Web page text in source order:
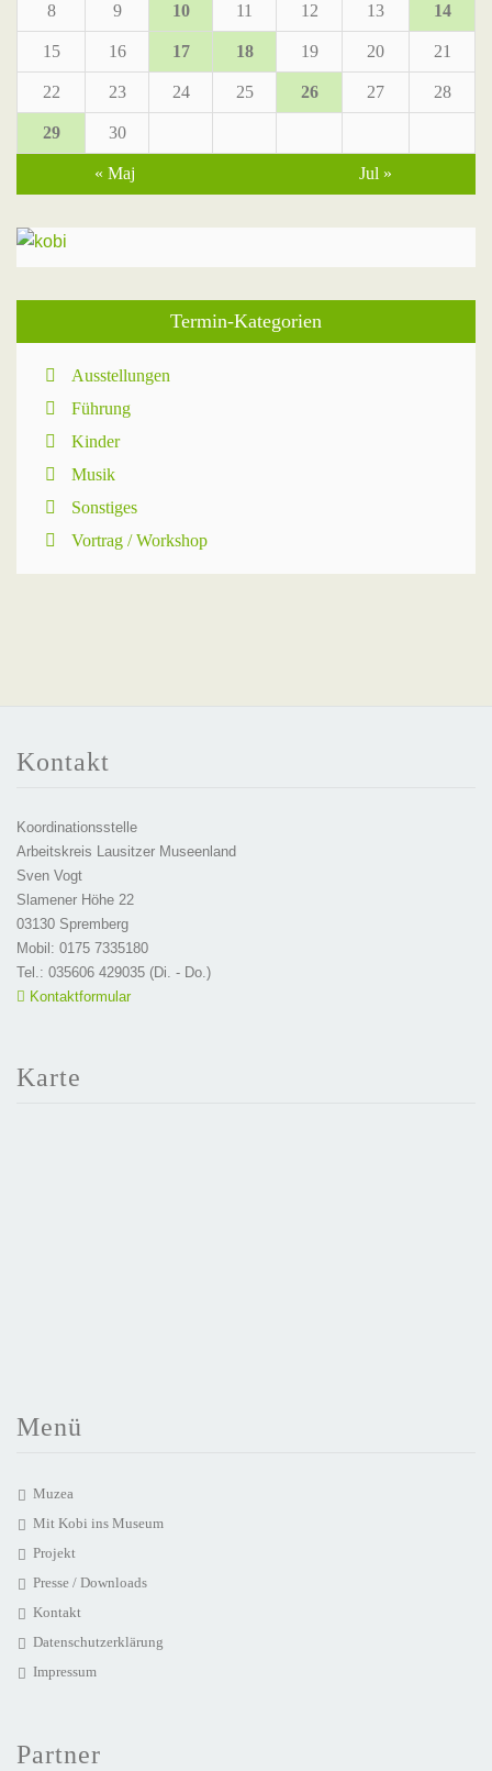
8 9 10 11 12 13 14
15 16 17 18 19 20 21
22 23 24 25 26 27 28
29 30
« Maj Jul »
Termin-Kategorien
Ausstellungen
Führung
Kinder
Musik
Sonstiges
Vortrag / Workshop
Kontakt
Koordinationsstelle
Arbeitskreis Lausitzer Museenland
Sven Vogt
Slamener Höhe 22
03130 Spremberg
Mobil: 0175 7335180
Tel.: 035606 429035 (Di. - Do.)
Kontaktformular
Karte
Menü
Muzea
Mit Kobi ins Museum
Projekt
Presse / Downloads
Kontakt
Datenschutzerklärung
Impressum
Partner